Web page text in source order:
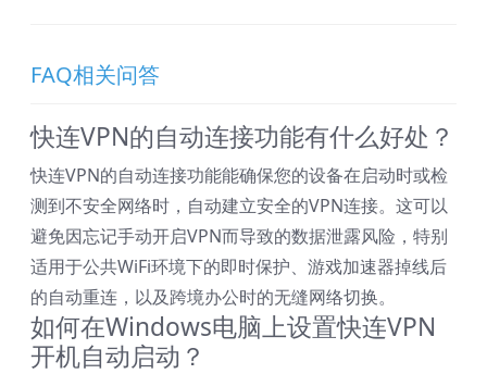
FAQ相关问答
快连VPN的自动连接功能有什么好处？
快连VPN的自动连接功能能确保您的设备在启动时或检
测到不安全网络时，自动建立安全的VPN连接。这可以
避免因忘记手动开启VPN而导致的数据泄露风险，特别
适用于公共WiFi环境下的即时保护、游戏加速器掉线后
的自动重连，以及跨境办公时的无缝网络切换。
如何在Windows电脑上设置快连VPN
开机自动启动？